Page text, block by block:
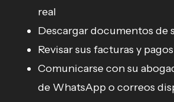
real
Descargar documentos de
Revisar sus facturas y
Comunicarse con su
de WhatsApp o correos